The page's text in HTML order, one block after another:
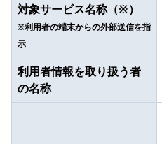
対象サービス名称（※）
※利用者の端末からの外部送信を指
示
利用者情報を取り扱う者
の名称